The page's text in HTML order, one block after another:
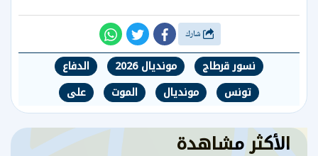
نسور قرطاج مونديال 2026
الدفاع
تونس
مونديال الموت على
الأكثر مشاهدة